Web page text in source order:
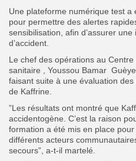
Une plateforme numérique test a
pour permettre des alertes
sensibilisation, afin d’assurer
d’accident.
Le chef des opérations au Centre
sanitaire , Youssou Bamar
faisant suite à une évaluation
de Kaffrine.
”Les résultats ont montré que
accidentogène. C’est la raison
formation a été mis en place
différents acteurs
secours”, a-t-il martelé.